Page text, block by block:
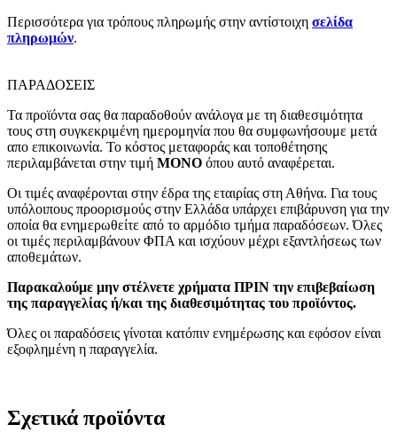
Περισσότερα για τρόπους πληρωμής στην αντίστοιχη σελίδα
πληρωμών.
ΠΑΡΑΔΟΣΕΙΣ
Τα προϊόντα σας θα παραδοθούν ανάλογα με τη διαθεσιμότητα
τους στη συγκεκριμένη ημερομηνία που θα συμφωνήσουμε μετά
απο επικοινωνία. Το κόστος μεταφοράς και τοποθέτησης
περιλαμβάνεται στην τιμή MONO όπου αυτό αναφέρεται.
Οι τιμές αναφέρονται στην έδρα της εταιρίας στη Αθήνα. Για τους
υπόλοιπους προορισμούς στην Ελλάδα υπάρχει επιβάρυνση για την
οποία θα ενημερωθείτε από το αρμόδιο τμήμα παραδόσεων. Όλες
οι τιμές περιλαμβάνουν ΦΠΑ και ισχύουν μέχρι εξαντλήσεως των
αποθεμάτων.
Παρακαλούμε μην στέλνετε χρήματα ΠΡΙΝ την επιβεβαίωση
της παραγγελίας ή/και της διαθεσιμότητας του προϊόντος.
Όλες οι παραδόσεις γίνοται κατόπιν ενημέρωσης και εφόσον είναι
εξοφλημένη η παραγγελία.
Σχετικά προϊόντα